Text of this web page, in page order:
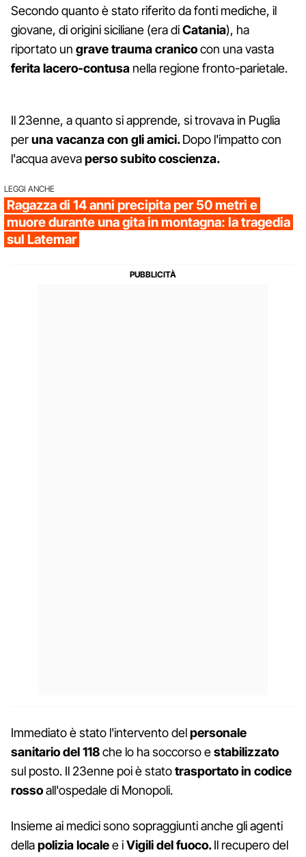
Secondo quanto è stato riferito da fonti mediche, il
giovane, di origini siciliane (era diCatania), ha
riportato un grave trauma cranicocon una vasta
ferita lacero-contusa nella regione fronto-parietale.
Il 23enne, a quanto si apprende, si trovava in Puglia
peruna vacanza con gli amici.Dopo l'impatto con
l'acqua avevaperso subito coscienza.
LEGGI ANCHE
Ragazza di 14 anni precipita per 50 metri e
muore durante una gita in montagna: la tragedia
sul Latemar
Immediato è stato l'intervento delpersonale
sanitario del 118che lo ha soccorso estabilizzato
sul posto. Il 23enne poi è statotrasportato in codice
rossoall'ospedale di Monopoli.
Insieme ai medici sono sopraggiunti anche gli agenti
dellapolizia localee iVigili del fuoco.Il recupero del